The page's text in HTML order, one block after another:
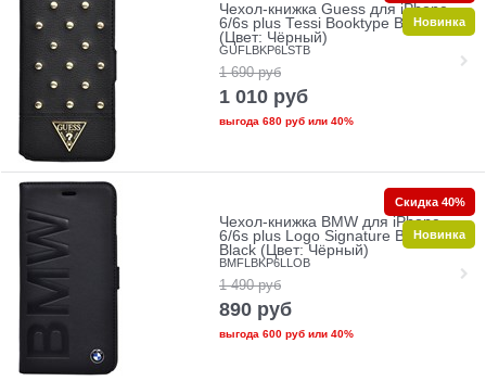
Чехол-книжка Guess для iPhone
6/6s plus Tessi Booktype Black
(Цвет: Чёрный)
GUFLBKP6LSTB
1 690 руб
1 010 руб
выгода 680 рубили 40%
Новинка
Чехол-книжка BMW для iPhone
6/6s plus Logo Signature Booktype
Black (Цвет: Чёрный)
BMFLBKP6LLOB
1 490 руб
890 руб
выгода 600 рубили 40%
Скидка 40%
Новинка